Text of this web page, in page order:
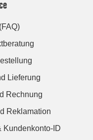
Lieferung
Rechnung
Reklamation
Kundenkonto-ID